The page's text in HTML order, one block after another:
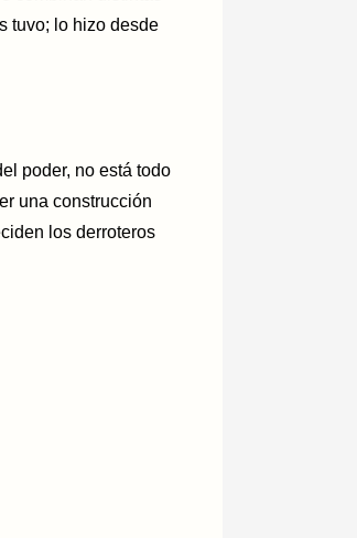
tuvo; lo hizo desde
poder, no está todo
una construcción
los derroteros